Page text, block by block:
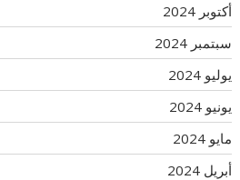
أكتوبر 2024
سبتمبر 2024
يوليو 2024
يونيو 2024
مايو 2024
أبريل 2024